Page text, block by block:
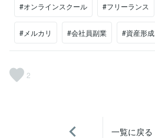
#オンラインスクール #フリーランス
#メルカリ #会社員副業 #資産形成
2
一覧に戻る